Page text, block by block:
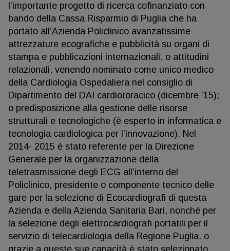
l’importante progetto di ricerca cofinanziato con
bando della Cassa Risparmio di Puglia che ha
portato all’Azienda Policlinico avanzatissime
attrezzature ecografiche e pubblicità su organi di
stampa e pubblicazioni internazionali. o attitudini
relazionali, venendo nominato come unico medico
della Cardiologia Ospedaliera nel consiglio di
Dipartimento del DAI cardiotoracico (dicembre ’15);
o predisposizione alla gestione delle risorse
strutturali e tecnologiche (è esperto in informatica e
tecnologia cardiologica per l’innovazione). Nel
2014- 2015 è stato referente per la Direzione
Generale per la organizzazione della
teletrasmissione degli ECG all’interno del
Policlinico, presidente o componente tecnico delle
gare per la selezione di Ecocardiografi di questa
Azienda e della Azienda Sanitaria Bari, nonché per
la selezione degli elettrocardiografi portatili per il
servizio di telecardiologia della Regione Puglia. o
grazie a queste sue capacità è stato selezionato